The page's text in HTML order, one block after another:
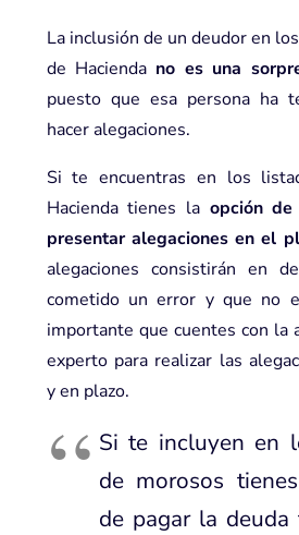
La inclusión de un deudor en
de Hacienda no es una
puesto que esa persona ha
hacer alegaciones.
Si te encuentras en los
Hacienda tienes la opción
presentar alegaciones en el
alegaciones consistirán en
cometido un error y que no
importante que cuentes con la
experto para realizar las
y en plazo.
Si te incluyen en
de morosos
de pagar la